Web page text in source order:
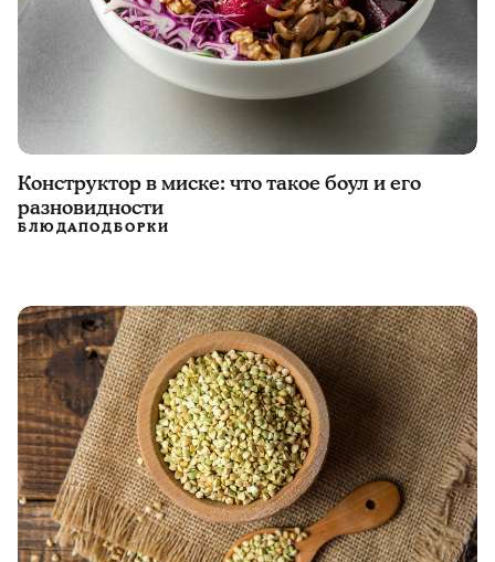
Конструктор в миске: что такое боул и его
разновидности
БЛЮДАПОДБОРКИ